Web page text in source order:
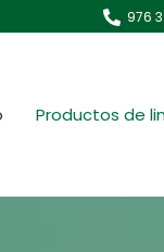
976
Productos de